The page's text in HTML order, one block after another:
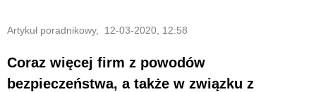
Artykuł poradnikowy, 12-03-2020, 12:58
Coraz więcej firm z powodów
bezpieczeństwa, a także w związku z